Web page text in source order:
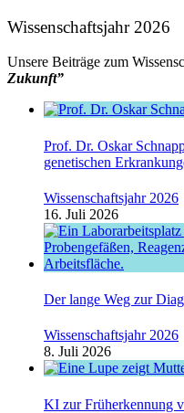
Wissenschaftsjahr 2026
Unsere Beiträge zum
Zukunft”
Prof. Dr. Oskar
genetischen
Wissenschaftsjahr 2026
16. Juli 2026
Der lange Weg zur
Wissenschaftsjahr 2026
8. Juli 2026
KI zur Früherkennung